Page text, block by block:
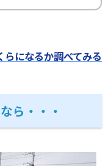
になるか調べてみる
ら・・・